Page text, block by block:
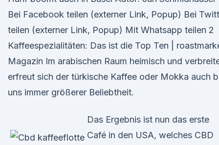
Bei Facebook teilen (externer Link, Popup) Bei
teilen (externer Link, Popup) Mit Whatsapp teilen 2
Kaffeespezialitäten: Das ist die Top Ten |
Magazin Im arabischen Raum heimisch und
erfreut sich der türkische Kaffee oder Mokka auch
uns immer größerer Beliebtheit.
Das Ergebnis ist nun das erste
Café in den USA, welches CBD